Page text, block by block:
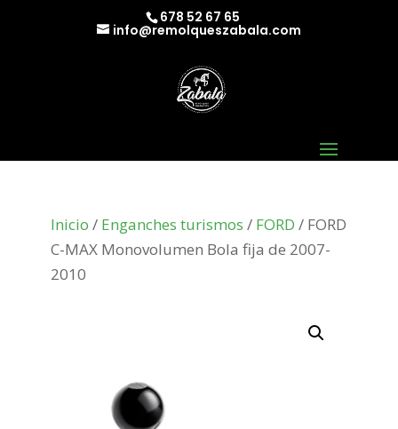
678 52 67 65
info@remolqueszabala.com
Inicio / Enganches turismos / FORD / FORD
C-MAX Monovolumen Bola fija de 2007-
2010